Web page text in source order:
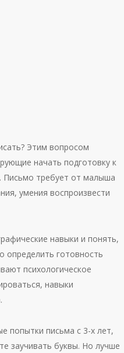
Этим вопросом
начать подготовку к
Письмо требует от малыша
умения воспроизвести
навыки и понять,
определить готовность
психологическое
навыки
попытки письма с 3-х лет,
заучивать буквы. Но лучше